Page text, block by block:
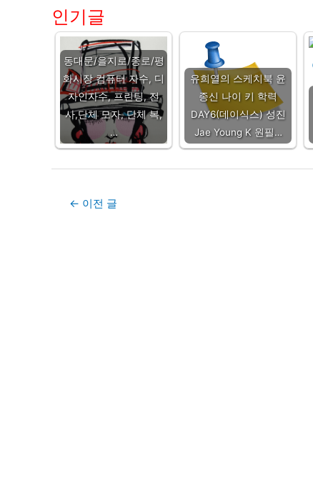
인기글
동대문/을지로/종로/평
화시장 컴퓨터 자수, 디
자인자수, 프린팅, 전
사,단체 모자, 단체 복,
…
유희열의 스케치북 윤
종신 나이 키 학력
DAY6(데이식스) 성진
Jae Young K 원필…
Post← 이전 글